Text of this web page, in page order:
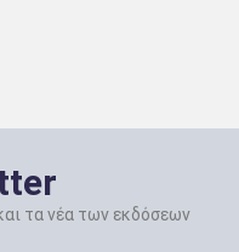
τα νέα των εκδόσεων